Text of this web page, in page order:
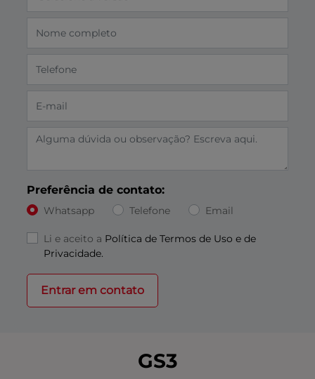
Preferência de contato:
Whatsapp Telefone Email
Li e aceito a Política de Termos de Uso e de
Privacidade.
Entrar em contato
GS3